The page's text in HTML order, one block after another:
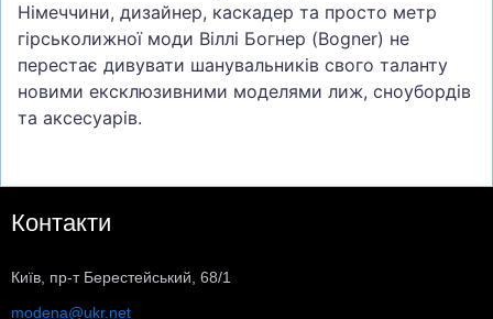
Німеччини, дизайнер, каскадер та просто метр
гірськолижної моди Віллі Богнер (Bogner) не
перестає дивувати шанувальників свого таланту
новими ексклюзивними моделями лиж, сноубордів
та аксесуарів.
Контакти
Київ, пр-т Берестейський, 68/1
modena@ukr.net